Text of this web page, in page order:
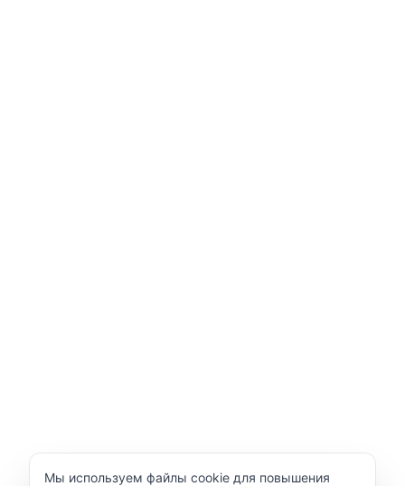
Уведомление об использовании cookie
Мы используем файлы cookie для повышения